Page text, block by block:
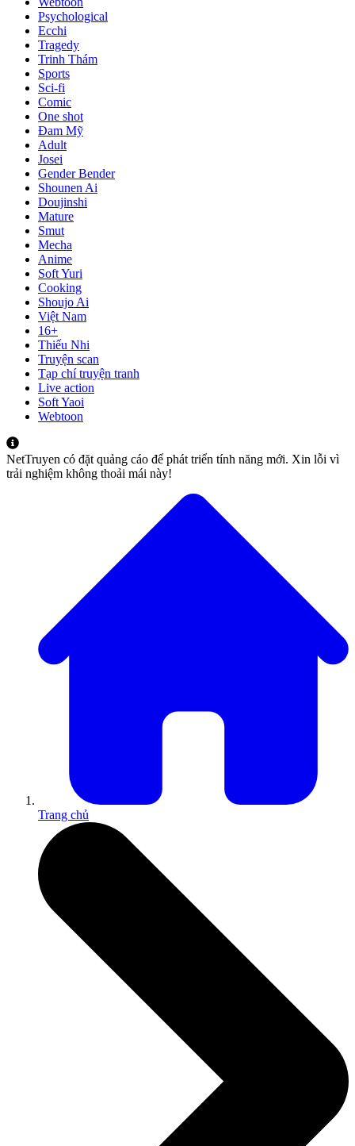
Psychological
Ecchi
Tragedy
Trinh Thám
Sports
Sci-fi
Comic
One shot
Đam Mỹ
Adult
Josei
Gender Bender
Shounen Ai
Doujinshi
Mature
Smut
Mecha
Anime
Soft Yuri
Cooking
Shoujo Ai
Việt Nam
16+
Thiếu Nhi
Truyện scan
Tạp chí truyện tranh
Live action
Soft Yaoi
Webtoon
NetTruyen có đặt quảng cáo để phát triển tính năng mới. Xin lỗi vì
trải nghiệm không thoải mái này!
Trang chủ